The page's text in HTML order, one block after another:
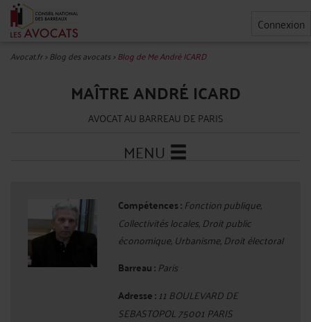
Connexion
Avocat.fr>Blog des avocats>Blog de Me André ICARD
MAÎTRE ANDRÉ ICARD
AVOCAT AU BARREAU DE PARIS
MENU
Compétences : Fonction publique,
Collectivités locales, Droit public
économique, Urbanisme, Droit électoral
Barreau : Paris
Adresse :11 BOULEVARD DE
SEBASTOPOL 75001 PARIS